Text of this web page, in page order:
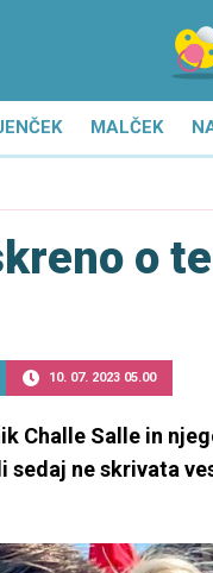
MALČEK
o
10. 07. 2023 05.00
Challe Salle in
ne skrivata